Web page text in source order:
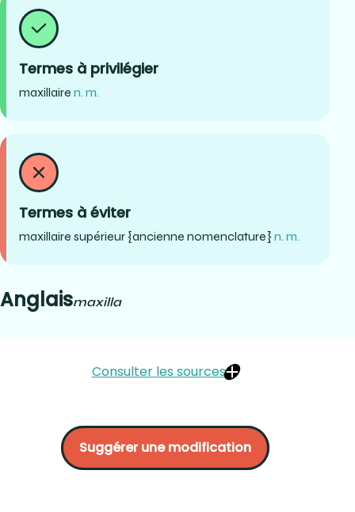
Termes à privilégier
maxillaire n. m.
Termes à éviter
maxillaire supérieur {ancienne nomenclature}n. m.
Anglaismaxilla
Consulter les sources
gdt/fiche/17036787/maxillaire?
Lemieux, B. (1996) Glossaire des termes dentaires en
Suggérer une modification